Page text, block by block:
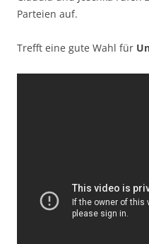
Parteien auf.
Trefft eine gute Wahl für